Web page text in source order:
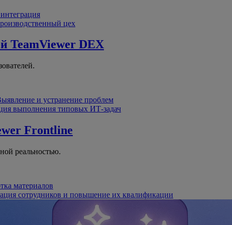
цех
TeamViewer DEX
и устранение проблем
выполнения типовых ИТ-задач
Frontline
реальностью.
материалов
сотрудников и повышение их квалификации